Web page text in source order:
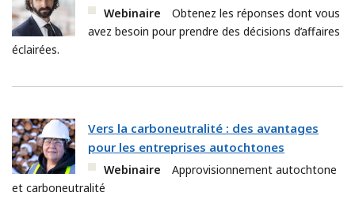
Webinaire
Obtenez les réponses dont vous
avez besoin pour prendre des décisions d’affaires
éclairées.
Vers la carboneutralité : des avantages
pour les entreprises autochtones
Webinaire
Approvisionnement autochtone
et carboneutralité